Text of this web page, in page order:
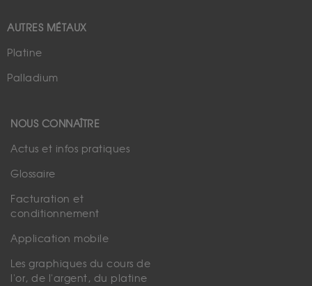
AUTRES MÉTAUX
Platine
Palladium
NOUS CONNAÎTRE
Actus et infos pratiques
Glossaire
Facturation et
conditionnement
Application mobile
Les graphiques du cours de
l'or, de l'argent, du platine